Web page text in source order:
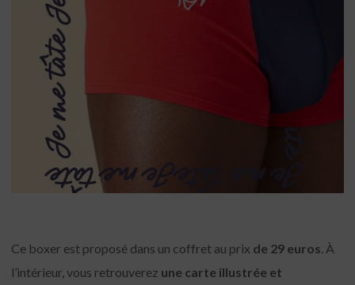
Ce boxer est proposé dans un coffret au prix de 29 euros . À
l’intérieur, vous retrouverez une carte illustrée et